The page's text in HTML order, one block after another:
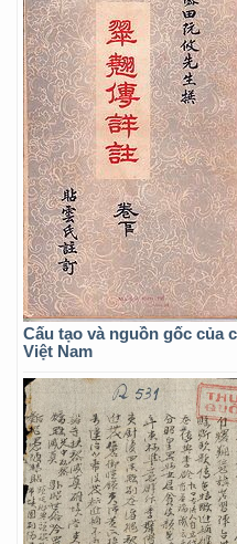
Cấu tạo và nguồn gốc của
Việt Nam